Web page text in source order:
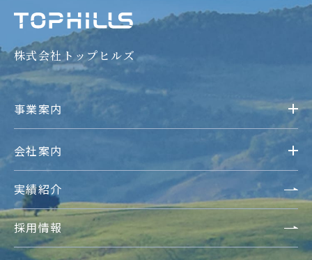
株式会社トップヒルズ
事業案内
会社案内
実績紹介
採用情報